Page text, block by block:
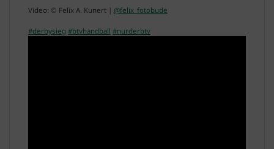
Video: © Felix A. Kunert | @felix_fotobude
#derbysieg #btvhandball #nurderbtv